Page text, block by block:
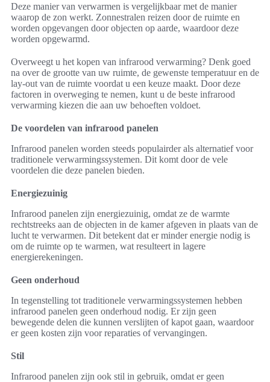
Deze manier van verwarmen is vergelijkbaar met de manier
waarop de zon werkt. Zonnestralen reizen door de ruimte en
worden opgevangen door objecten op aarde, waardoor deze
worden opgewarmd.
Overweegt u het kopen van infrarood verwarming? Denk goed
na over de grootte van uw ruimte, de gewenste temperatuur en de
lay-out van de ruimte voordat u een keuze maakt. Door deze
factoren in overweging te nemen, kunt u de beste infrarood
verwarming kiezen die aan uw behoeften voldoet.
De voordelen van infrarood panelen
Infrarood panelen worden steeds populairder als alternatief voor
traditionele verwarmingssystemen. Dit komt door de vele
voordelen die deze panelen bieden.
Energiezuinig
Infrarood panelen zijn energiezuinig, omdat ze de warmte
rechtstreeks aan de objecten in de kamer afgeven in plaats van de
lucht te verwarmen. Dit betekent dat er minder energie nodig is
om de ruimte op te warmen, wat resulteert in lagere
energierekeningen.
Geen onderhoud
In tegenstelling tot traditionele verwarmingssystemen hebben
infrarood panelen geen onderhoud nodig. Er zijn geen
bewegende delen die kunnen verslijten of kapot gaan, waardoor
er geen kosten zijn voor reparaties of vervangingen.
Stil
Infrarood panelen zijn ook stil in gebruik, omdat er geen